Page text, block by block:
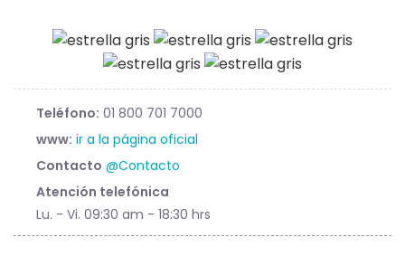
Teléfono: 01 800 701 7000
www: ir a la página oficial
Contacto @Contacto
Atención telefónica
Lu. - Vi. 09:30 am - 18:30 hrs